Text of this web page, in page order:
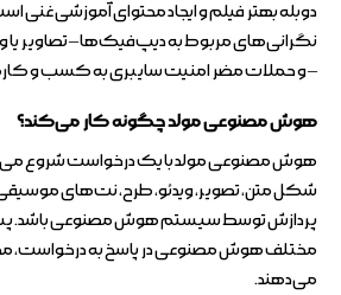
دوبله بهتر فیلم و ایجاد محتوای آموزشی غنی
نگرانی‌های مربوط به دیپ‌فیک‌ها – تصاویر یا
– و حملات مضر امنیت سایبری به کسب و
هوش مصنوعی مولد چگونه کار می‌کند؟
هوش مصنوعی مولد با یک درخواست شروع
شکل متن، تصویر، ویدئو، طرح، نت‌های موسیقی
پردازش توسط سیستم هوش مصنوعی باشد. پس
مختلف هوش مصنوعی در پاسخ به درخواست،
می‌دهند.